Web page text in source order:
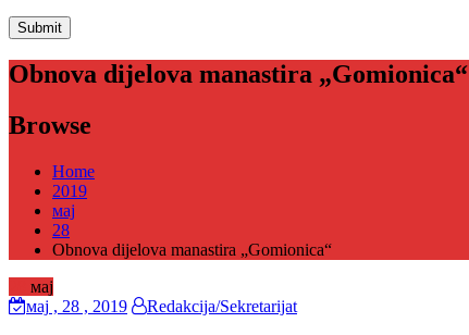
Obnova dijelova manastira „Gomionica“
Browse
Home
2019
мај
28
Obnova dijelova manastira „Gomionica“
мај
мај , 28 , 2019 Redakcija/Sekretarijat